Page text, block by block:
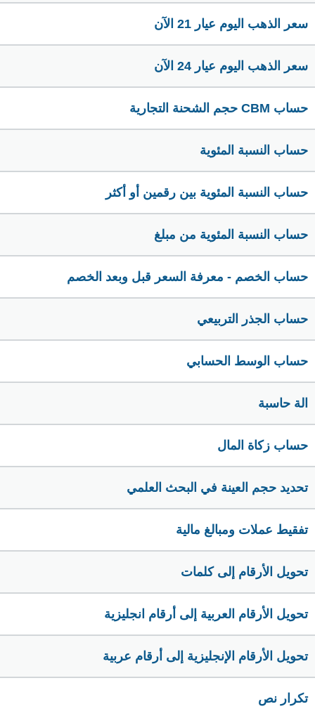
سعر الذهب اليوم عيار 21 الآن
سعر الذهب اليوم عيار 24 الآن
حساب CBM حجم الشحنة التجارية
حساب النسبة المئوية
حساب النسبة المئوية بين رقمين أو أكثر
حساب النسبة المئوية من مبلغ
حساب الخصم - معرفة السعر قبل وبعد الخصم
حساب الجذر التربيعي
حساب الوسط الحسابي
الة حاسبة
حساب زكاة المال
تحديد حجم العينة في البحث العلمي
تفقيط عملات ومبالغ مالية
تحويل الأرقام إلى كلمات
تحويل الأرقام العربية إلى أرقام انجليزية
تحويل الأرقام الإنجليزية إلى أرقام عربية
تكرار نص